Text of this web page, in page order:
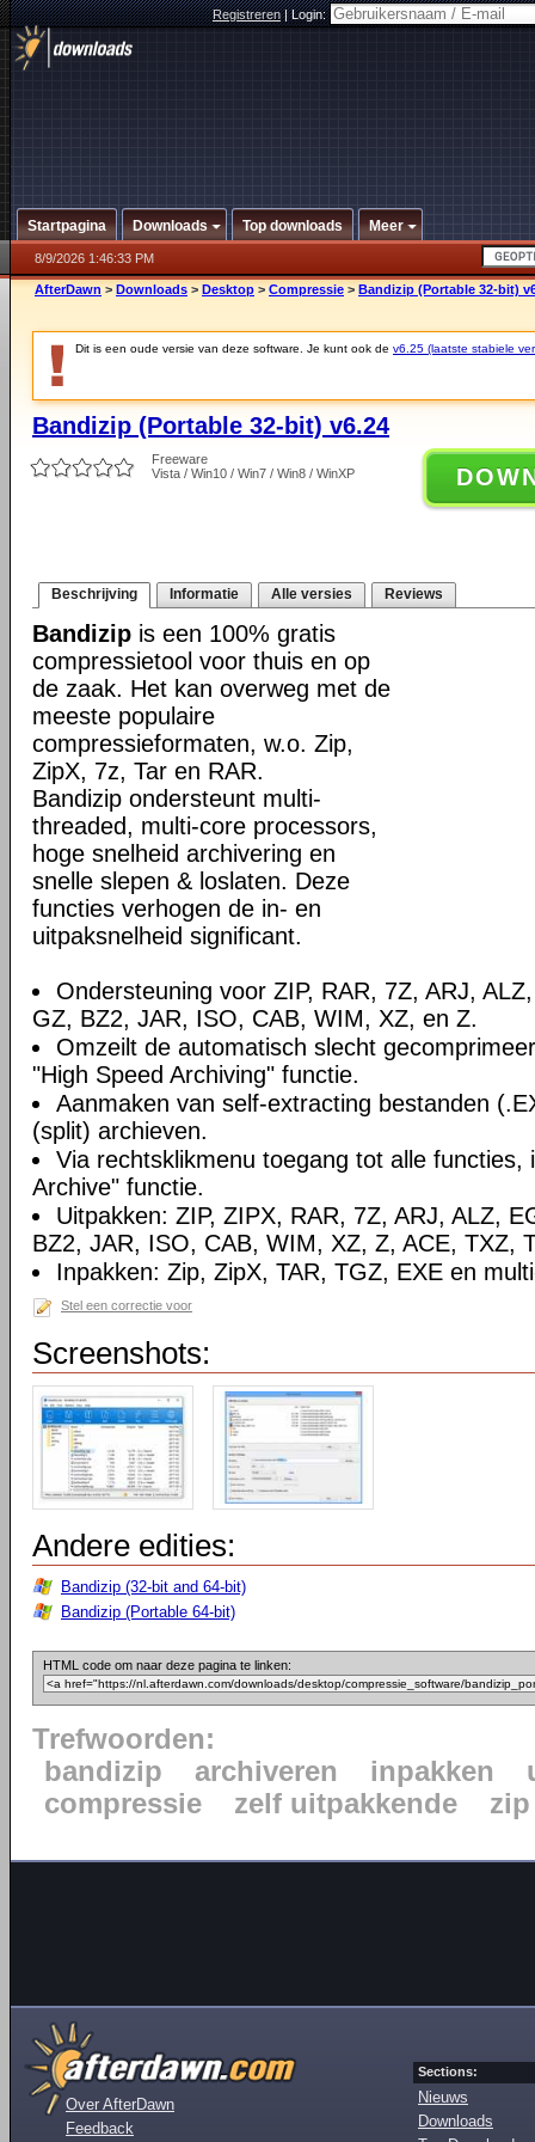
Registreren|Login:
Startpagina Downloads Top downloads Meer
8/9/2026 1:46:33 PM
AfterDawn > Downloads > Desktop > Compressie > Bandizip (Portable 32-bit)
Dit is een oude versie van deze software. Je kunt ook de v6.25 (laatste stabiele
Bandizip (Portable 32-bit) v6.24
Freeware
Vista / Win10 / Win7 / Win8 / WinXP
Beschrijving Informatie Alle versies Reviews
Bandizip is een 100% gratis
compressietool voor thuis en op
de zaak. Het kan overweg met de
meeste populaire
compressieformaten, w.o. Zip,
ZipX, 7z, Tar en RAR.
Bandizip ondersteunt multi-
threaded, multi-core processors,
hoge snelheid archivering en
snelle slepen & loslaten. Deze
functies verhogen de in- en
uitpaksnelheid significant.
Ondersteuning voor ZIP, RAR, 7Z, ARJ,
GZ, BZ2, JAR, ISO, CAB, WIM, XZ, en Z.
Omzeilt de automatisch slecht
"High Speed Archiving" functie.
Aanmaken van self-extracting bestanden
(split) archieven.
Via rechtsklikmenu toegang tot alle functies,
Archive" functie.
Uitpakken: ZIP, ZIPX, RAR, 7Z, ARJ, ALZ,
BZ2, JAR, ISO, CAB, WIM, XZ, Z, ACE, TXZ,
Inpakken: Zip, ZipX, TAR, TGZ, EXE en
Stel een correctie voor
Screenshots:
Andere edities:
Bandizip (32-bit and 64-bit)
Bandizip (Portable 64-bit)
HTML code om naar deze pagina te linken:
Trefwoorden:
bandizip
archiveren inpakken
compressie
zelf uitpakkende zip
Over AfterDawn
Feedback
Sections:
Nieuws
Downloads